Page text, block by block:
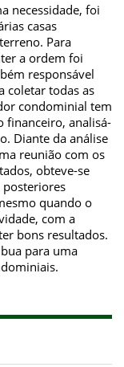
necessidade, foi
casas
Para
a ordem foi
responsável
coletar todas as
condominial tem
financeiro, analisá-
Diante da análise
reunião com os
obteve-se
posteriores
quando o
com a
bons resultados.
para uma